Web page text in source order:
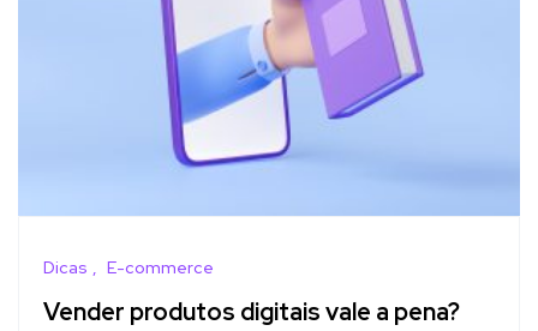
Dicas E-commerce
Vender produtos digitais vale a pena?